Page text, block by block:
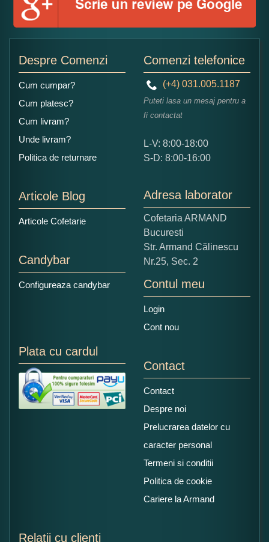
Ce nota acordati acestui produs?
5
Copiati alaturi numarul din imagine:
Despre Comenzi
Cum cumpar?
Cum platesc?
Cum livram?
Unde livram?
Politica de returnare
Articole Blog
Articole Cofetarie
Candybar
Configureaza candybar
Comenzi telefonice
(+4) 031.005.1187
Puteti lasa un mesaj pentru a
fi contactat
L-V: 8:00-18:00
S-D: 8:00-16:00
Adresa laborator
Cofetaria ARMAND
Bucuresti
Str. Armand Călinescu
Nr.25, Sec. 2
Contul meu
Login
Cont nou
Plata cu cardul
Contact
Contact
Despre noi
Prelucrarea datelor cu
caracter personal
Termeni si conditii
Politica de cookie
Cariere la Armand
Relatii cu clienti